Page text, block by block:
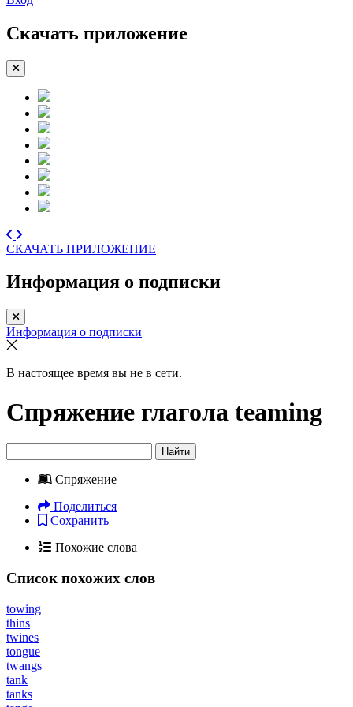
Скачать приложение
СКАЧАТЬ ПРИЛОЖЕНИЕ
Информация о подписки
Информация о подписки
В настоящее время вы не в сети.
Спряжение глагола teaming
Найти
Спряжение
Поделиться
Сохранить
Похожие слова
Список похожих слов
towing
thins
twines
tongue
twangs
tank
tanks